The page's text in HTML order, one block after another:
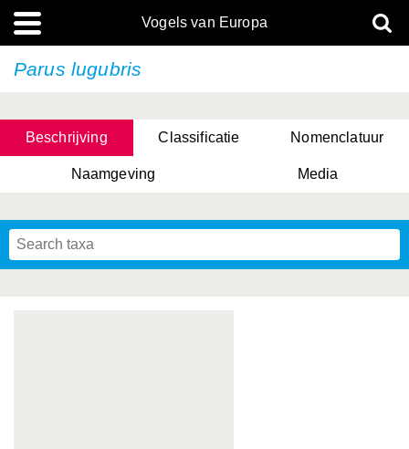
Vogels van Europa
Parus lugubris
Beschrijving Classificatie Nomenclatuur
Naamgeving Media